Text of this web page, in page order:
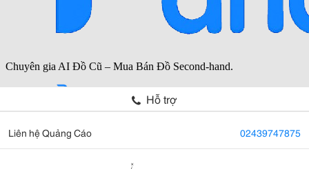
Hỗ trợ
Liên hệ Quảng Cáo 02439747875